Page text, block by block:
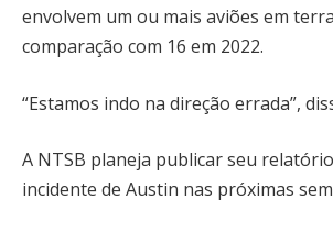
envolvem um ou mais aviões em
comparação com 16 em 2022.
“Estamos indo na direção errada”,
A NTSB planeja publicar seu
incidente de Austin nas próximas